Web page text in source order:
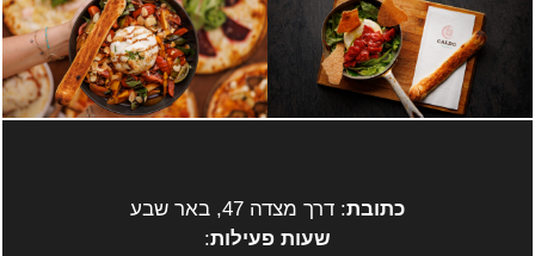
כתובת: דרך מצדה 47, באר שבע
שעות פעילות: